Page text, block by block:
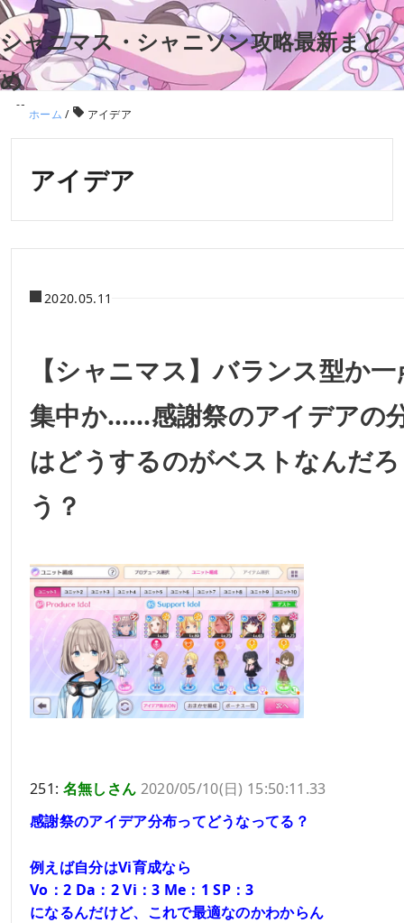
シャニマス・シャニソン攻略最新まと
め
ホーム / アイデア
アイデア
2020.05.11
【シャニマス】バランス型か一
集中か……感謝祭のアイデアの
はどうするのがベストなんだろ
う？
251: 名無しさん 2020/05/10(日) 15:50:11.33
感謝祭のアイデア分布ってどうなってる？
例えば自分はVi育成なら
Vo：2 Da：2 Vi：3 Me：1 SP：3
になるんだけど、これで最適なのかわからん